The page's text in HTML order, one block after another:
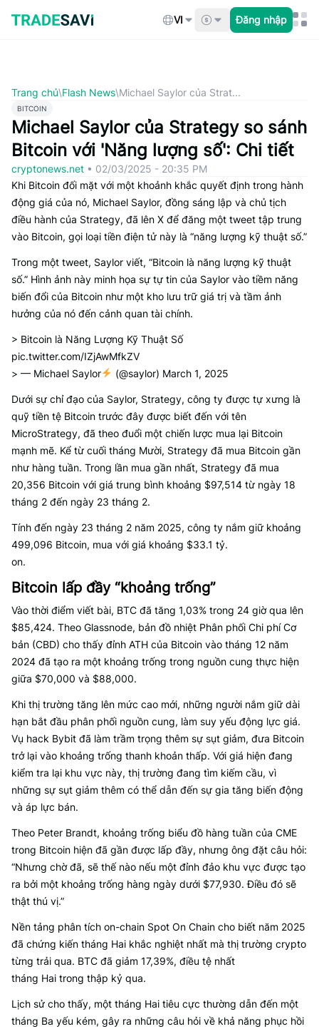
qua
nội
VI Đăng nhập
Trang chủ\Flash News\Michael Saylor của Strat...
BITCOIN
Michael Saylor của Strategy so sánh
Bitcoin với 'Năng lượng số': Chi tiết
cryptonews.net • 02/03/2025 - 20:35 PM
Khi Bitcoin đối mặt với một khoảnh khắc quyết định trong hành
động giá của nó, Michael Saylor, đồng sáng lập và chủ tịch
điều hành của Strategy, đã lên X để đăng một tweet tập trung
vào Bitcoin, gọi loại tiền điện tử này là “năng lượng kỹ thuật số.”
Trong một tweet, Saylor viết, “Bitcoin là năng lượng kỹ thuật
số.” Hình ảnh này minh họa sự tự tin của Saylor vào tiềm năng
biến đổi của Bitcoin như một kho lưu trữ giá trị và tầm ảnh
hưởng của nó đến cảnh quan tài chính.
> Bitcoin là Năng Lượng Kỹ Thuật Số
pic.twitter.com/IZjAwMfkZV
> — Michael Saylor
(@saylor) March 1, 2025
Dưới sự chỉ đạo của Saylor, Strategy, công ty được tự xưng là
quỹ tiền tệ Bitcoin trước đây được biết đến với tên
MicroStrategy, đã theo đuổi một chiến lược mua lại Bitcoin
mạnh mẽ. Kể từ cuối tháng Mười, Strategy đã mua Bitcoin gần
như hàng tuần. Trong lần mua gần nhất, Strategy đã mua
20,356 Bitcoin với giá trung bình khoảng $97,514 từ ngày 18
tháng 2 đến ngày 23 tháng 2.
Tính đến ngày 23 tháng 2 năm 2025, công ty nắm giữ khoảng
499,096 Bitcoin, mua với giá khoảng $33.1 tỷ.
on.
Bitcoin lấp đầy “khoảng trống”
Vào thời điểm viết bài, BTC đã tăng 1,03% trong 24 giờ qua lên
$85,424. Theo Glassnode, bản đồ nhiệt Phân phối Chi phí Cơ
bản (CBD) cho thấy đỉnh ATH của Bitcoin vào tháng 12 năm
2024 đã tạo ra một khoảng trống trong nguồn cung thực hiện
giữa $70,000 và $88,000.
Khi thị trường tăng lên mức cao mới, những người nắm giữ dài
hạn bắt đầu phân phối nguồn cung, làm suy yếu động lực giá.
Vụ hack Bybit đã làm trầm trọng thêm sự sụt giảm, đưa Bitcoin
trở lại vào khoảng trống thanh khoản thấp. Với giá hiện đang
kiểm tra lại khu vực này, thị trường đang tìm kiếm cầu, vì
những sự sụt giảm thêm có thể dẫn đến sự gia tăng biến động
và áp lực bán.
Theo Peter Brandt, khoảng trống biểu đồ hàng tuần của CME
trong Bitcoin hiện đã gần được lấp đầy, nhưng ông đặt câu hỏi:
“Nhưng chờ đã, sẽ thế nào nếu một đỉnh đảo khu vực được tạo
ra bởi một khoảng trống hàng ngày dưới $77,930. Điều đó sẽ
thật thú vị.”
Nền tảng phân tích on-chain Spot On Chain cho biết năm 2025
đã chứng kiến tháng Hai khắc nghiệt nhất mà thị trường crypto
từng trải qua. BTC đã giảm 17,39%, điều tệ nhất
tháng Hai trong thập kỷ qua.
Lịch sử cho thấy, một tháng Hai tiêu cực thường dẫn đến một
tháng Ba yếu kém, gây ra những câu hỏi về khả năng phục hồi